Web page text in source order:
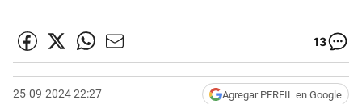
13
25-09-2024 22:27 Agregar PERFIL en Google